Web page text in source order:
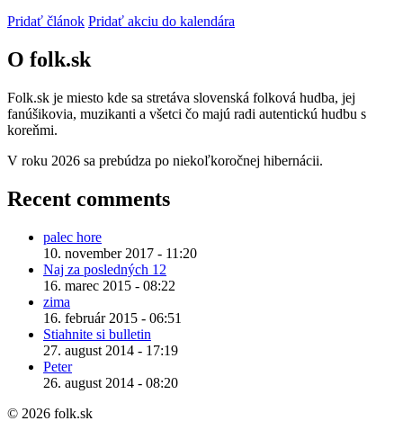
Pridať článok Pridať akciu do kalendára
O folk.sk
Folk.sk je miesto kde sa stretáva slovenská folková hudba, jej
fanúšikovia, muzikanti a všetci čo majú radi autentickú hudbu s
koreňmi.
V roku 2026 sa prebúdza po niekoľkoročnej hibernácii.
Recent comments
palec hore
10. november 2017 - 11:20
Naj za posledných 12
16. marec 2015 - 08:22
zima
16. február 2015 - 06:51
Stiahnite si bulletin
27. august 2014 - 17:19
Peter
26. august 2014 - 08:20
© 2026 folk.sk